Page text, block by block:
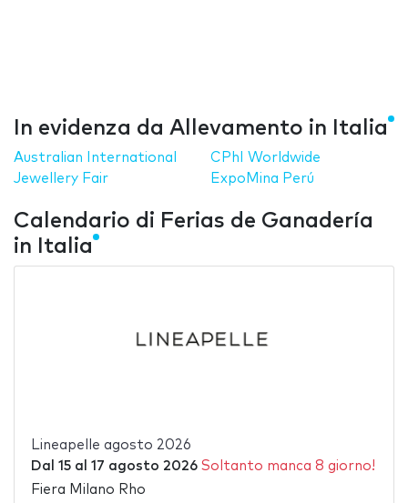
In evidenza da Allevamento in Italia
Australian International
Jewellery Fair
CPhI Worldwide
ExpoMina Perú
Calendario di Ferias de Ganadería
in Italia
Lineapelle agosto 2026
Dal 15al 17 agosto 2026 Soltanto manca 8 giorno!
Fiera Milano Rho